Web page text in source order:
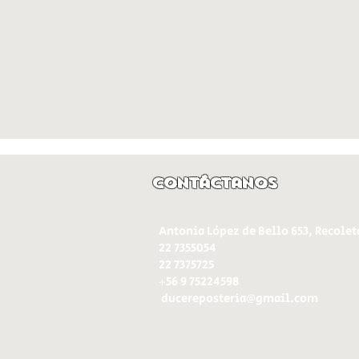
Contáctanos
Antonia López de Bello 653,
22 7355054
22 7375725
+56 9 75224598
ducereposteria@gmail.com